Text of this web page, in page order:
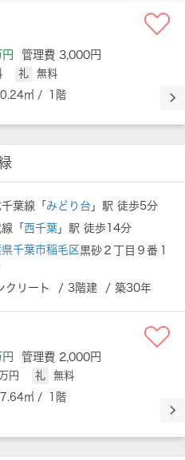
円 管理費 3,000円
礼
無料
㎡ / 1階
葉線「 みどり台 」駅 徒歩5分
「西千葉 」駅 徒歩14分
千葉市稲毛区 黒砂２丁目９番１
クリート / 3階建 / 築30年
円 管理費 2,000円
円 礼
無料
㎡ / 1階